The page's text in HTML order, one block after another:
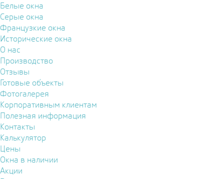
Белые окна
Серые окна
Французкие окна
Исторические окна
О нас
Производство
Отзывы
Готовые объекты
Фотогалерея
Корпоративным клиентам
Полезная информация
Контакты
Калькулятор
Цены
Окна в наличии
Акции